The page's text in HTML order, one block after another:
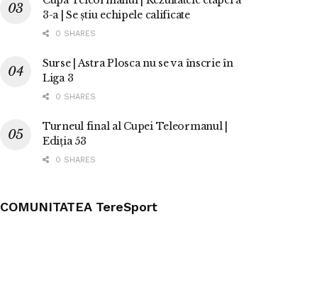
3-a | Se știu echipele calificate
0 SHARES
Surse | Astra Plosca nu se va înscrie în
Liga 3
0 SHARES
Turneul final al Cupei Teleormanul |
Ediția 53
0 SHARES
COMUNITATEA TereSport